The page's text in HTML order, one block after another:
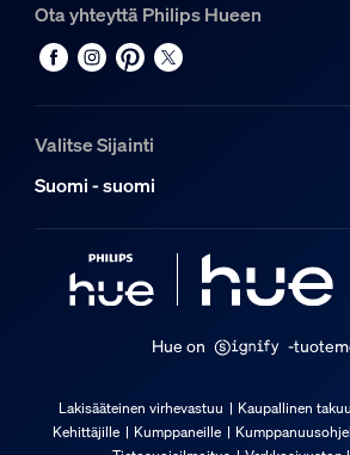
Hue White and color ambiance
3
Ota yhteyttä Philips Hueen
Valitse Sijainti
Suomi - suomi
Hue on -
Lakisääteinen virhevastuu Kaupallinen takuu
Kehittäjille
Kumppaneille